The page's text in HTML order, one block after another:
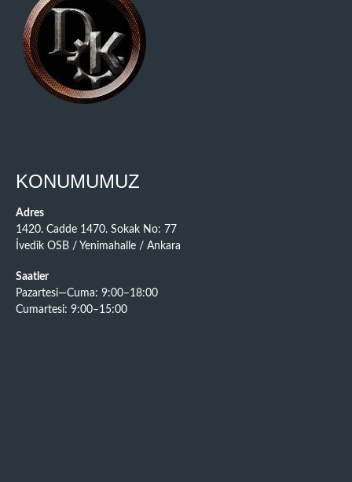
KONUMUMUZ
Adres
1420. Cadde 1470. Sokak No: 77
İvedik OSB / Yenimahalle / Ankara
Saatler
Pazartesi—Cuma: 9:00–18:00
Cumartesi: 9:00–15:00